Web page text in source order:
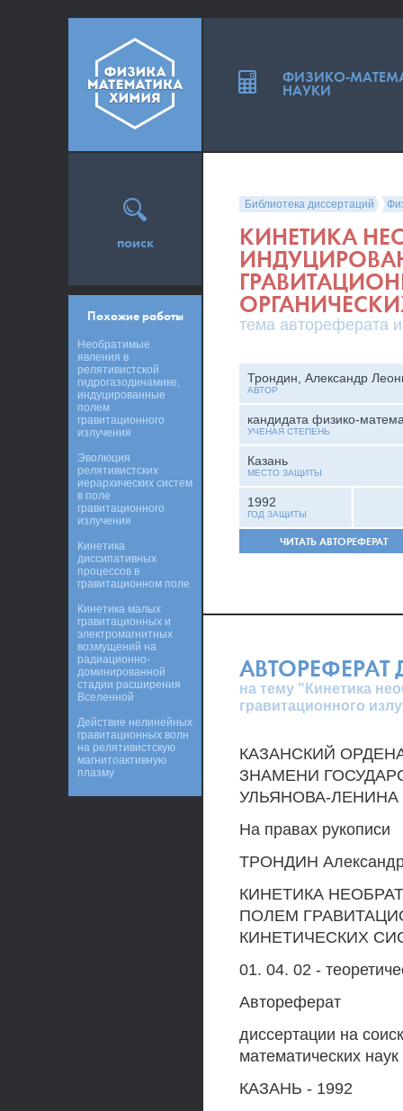
Библиотека диссертаций
КИНЕТИКА
тема автореферата
Трондин, Александр
АВТОР
кандидата физико-
УЧЕНАЯ СТЕПЕНЬ
Казань
МЕСТО ЗАЩИТЫ
1992
ГОД ЗАЩИТЫ
ЧИТАТЬ АВТОРЕФЕРАТ
АВТОРЕФЕРАТ
на тему "Кинетика
гравитационного
КАЗАНСКИЙ
ЗНАМЕНИ
УЛЬЯНОВА-ЛЕНИНА
На правах рукописи
ТРОНДИН
КИНЕТИКА
ПОЛЕМ
КИНЕТИЧЕСКИХ
01. 04. 02 -
Автореферат
диссертации на
математических наук
КАЗАНЬ - 1992
поиск
Похожие работы
Необратимые
явления в
релятивистской
гидрогазодинамике,
индуцированные
полем
гравитационного
излучения
Эволюция
релятивистских
иерархических систем
в поле
гравитационного
излучения
Кинетика
диссипативных
процессов в
гравитационном поле
Кинетика малых
гравитационных и
электромагнитных
возмущений на
радиационно-
доминированной
стадии расширения
Вселенной
Действие нелинейных
гравитационных волн
на релятивистскую
магнитоактивную
плазму
ФИЗИКО-
НАУКИ